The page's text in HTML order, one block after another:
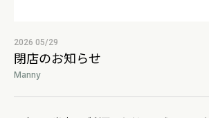
2026 05/29
閉店のお知らせ
Manny